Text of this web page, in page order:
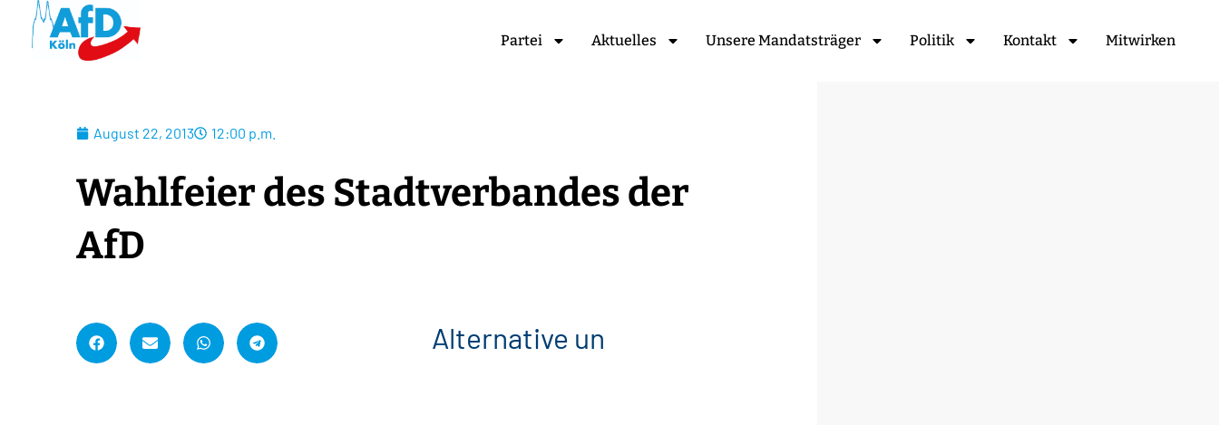
Partei Aktuelles Unsere Mandatsträger Politik Kontakt Mitwirken
August 22, 2013 12:00 p.m.
Wahlfeier des Stadtverbandes der
AfD
ternativeunte